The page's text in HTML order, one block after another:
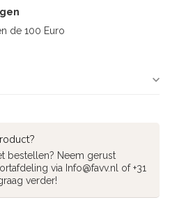
de 100 Euro
bestellen? Neem gerust
via Info@favv.nl
of +31
verder!